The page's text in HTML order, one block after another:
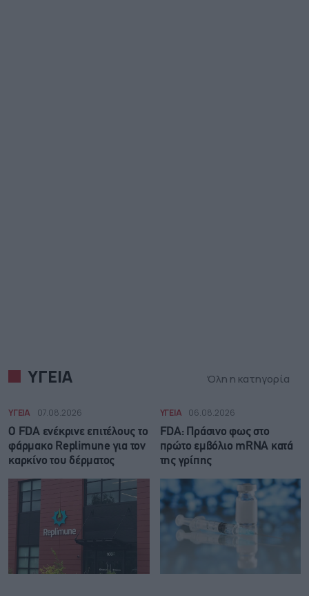
ΥΓΕΙΑ Όλη η κατηγορία
ΥΓΕΙΑ 07.08.2026
Ο FDA ενέκρινε επιτέλους το
φάρμακο Replimune για τον
καρκίνο του δέρματος
ΥΓΕΙΑ 06.08.2026
FDA: Πράσινο φως στο
πρώτο εμβόλιο mRNA κατά
της γρίπης